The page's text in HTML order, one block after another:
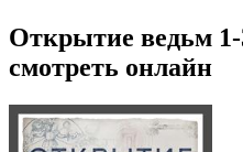
Открытие ведьм 1-
смотреть онлайн